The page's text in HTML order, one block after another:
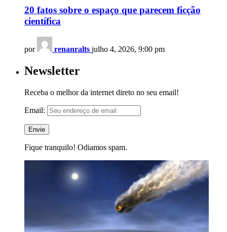
20 fatos sobre o espaço que parecem ficção
científica
por renanralts julho 4, 2026, 9:00 pm
Newsletter
Receba o melhor da internet direto no seu email!
Email:
Fique tranquilo! Odiamos spam.